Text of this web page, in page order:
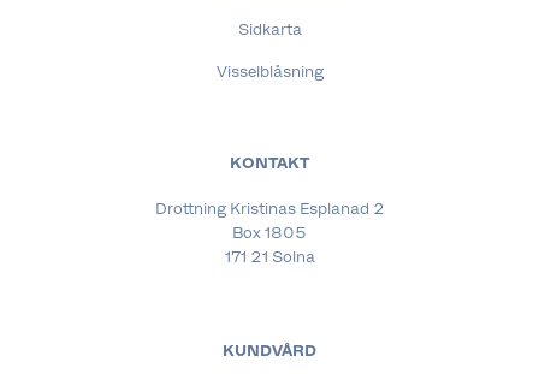
Sidkarta
Visselblåsning
KONTAKT
Drottning Kristinas Esplanad 2
Box 1805
171 21 Solna
KUNDVÅRD